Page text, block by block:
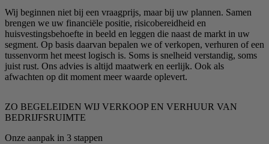
Wij beginnen niet bij een vraagprijs, maar bij uw plannen. Samen
brengen we uw financiële positie, risicobereidheid en
huisvestingsbehoefte in beeld en leggen die naast de markt in uw
segment. Op basis daarvan bepalen we of verkopen, verhuren of een
tussenvorm het meest logisch is. Soms is snelheid verstandig, soms
juist rust. Ons advies is altijd maatwerk en eerlijk. Ook als
afwachten op dit moment meer waarde oplevert.
ZO BEGELEIDEN WIJ VERKOOP EN VERHUUR VAN
BEDRIJFSRUIMTE
Onze aanpak in 3 stappen